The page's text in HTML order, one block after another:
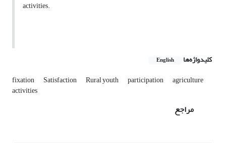
activities.
کلیدواژه‌ها English
fixation Satisfaction Rural youth participation agriculture
activities
مراجع